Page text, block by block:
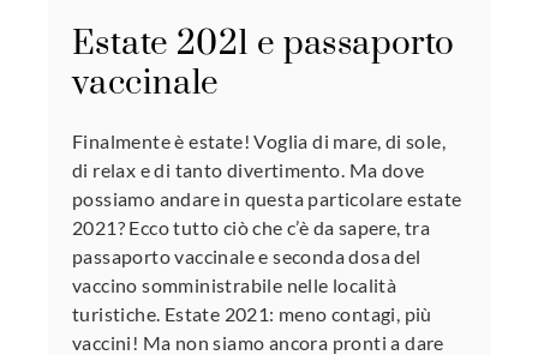
Estate 2021 e passaporto
vaccinale
Finalmente è estate! Voglia di mare, di sole,
di relax e di tanto divertimento. Ma dove
possiamo andare in questa particolare estate
2021? Ecco tutto ciò che c’è da sapere, tra
passaporto vaccinale e seconda dosa del
vaccino somministrabile nelle località
turistiche. Estate 2021: meno contagi, più
vaccini! Ma non siamo ancora pronti a dare